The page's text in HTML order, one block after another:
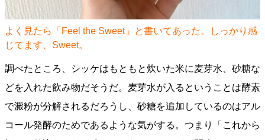
よく見たら「Feel the Sweet」と書いてあった。しっかり感
じてます、Sweet。
調べたところ、シッケはもともと炊いた米に麦芽水、砂糖な
どを入れた飲み物だそうだ。麦芽水が入るということは酵素
で澱粉が分解されるだろうし、砂糖を追加しているのはアル
コール発酵のためであるような気がする。つまり「これから